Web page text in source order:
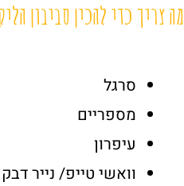
מה צריך כדי להכין סביבון
סרגל
מספריים
עיפרון
וואשי טייפ/ נייר דבק